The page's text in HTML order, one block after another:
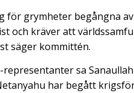
för grymheter begångna
och kräver att
säger kommittén.
representanter sa
har begått